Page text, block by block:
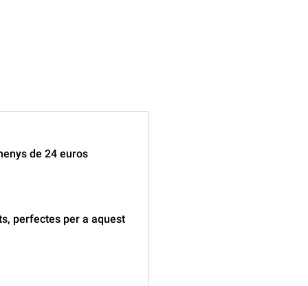
de 24 euros
perfectes per a aquest